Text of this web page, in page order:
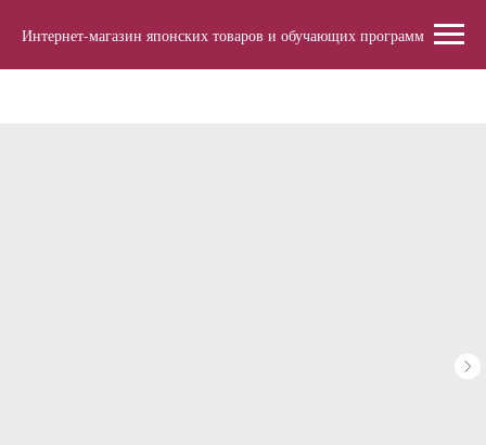
Интернет-магазин японских товаров и обучающих программ